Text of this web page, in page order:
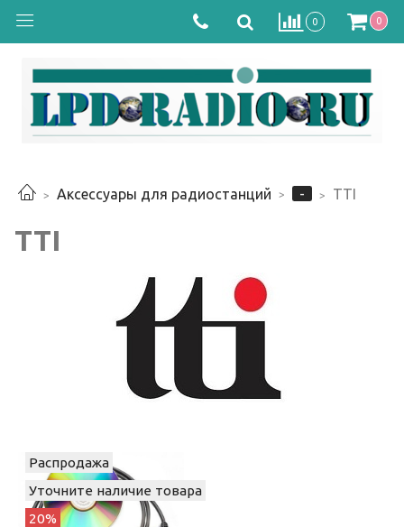
0 0
Аксессуары для радиостанций - TTI
TTI
Распродажа
Уточните наличие товара
20%